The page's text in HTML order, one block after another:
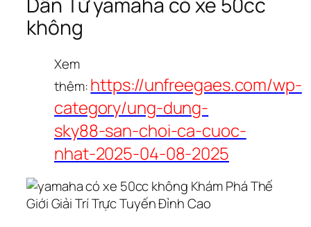
Dẫn Từ yamaha có xe 50cc
không
Xem
thêm:https://unfreegaes.com/wp-
category/ung-dung-
sky88-san-choi-ca-cuoc-
nhat-2025-04-08-2025